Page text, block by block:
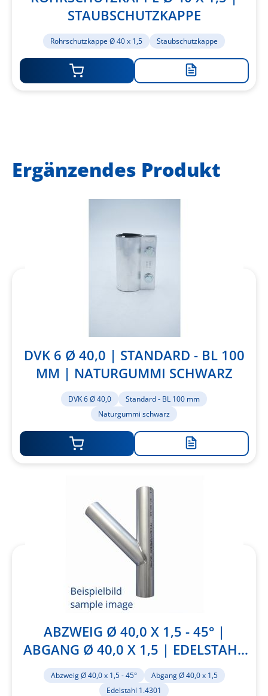
STAUBSCHUTZKAPPE
Rohrschutzkappe Ø 40 x 1,5 Staubschutzkappe
Zur
Ergänzendes Produkt
DVK 6 Ø 40,0 | STANDARD - BL 100
MM | NATURGUMMI SCHWARZ
DVK 6 Ø 40,0
Standard - BL 100 mm
Naturgummi schwarz
Zur
ABZWEIG Ø 40,0 X 1,5 - 45° |
ABGANG Ø 40,0 X 1,5 | EDELSTAHL
1.4301
Abzweig Ø 40,0 x 1,5 - 45°
Abgang Ø 40,0 x 1,5
Edelstahl 1.4301